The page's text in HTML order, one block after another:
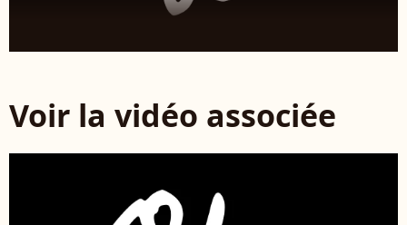
Voir la vidéo associée